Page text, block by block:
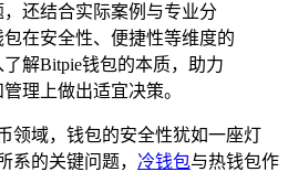
还结合实际案例与专业分
在安全性、便捷性等维度的
解Bitpie钱包的本质，助力
理上做出适宜决策。
领域，钱包的安全性犹如一座灯
系的关键问题， 冷钱包与热钱包作